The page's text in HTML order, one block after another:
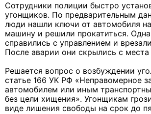
Сотрудники полиции быстро
угонщиков. По предварительным
люди нашли ключи от автомобиля
машину и решили прокатиться.
справились с управлением и
После аварии они скрылись с
Решается вопрос о возбуждении
статье 166 УК РФ «Неправомерное
автомобилем или иным
без цели хищения». Угонщикам
виде лишения свободы на срок до